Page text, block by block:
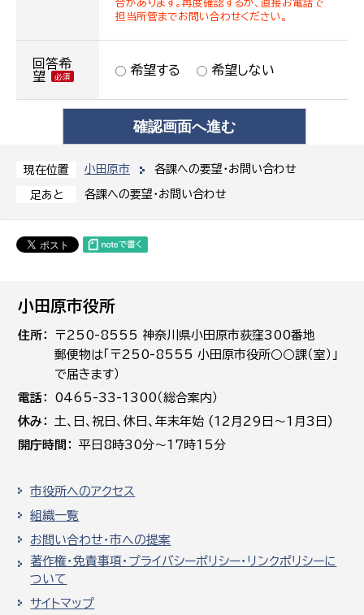
現在位置 小田原市 各課への要望・お問い合わせ
足あと 各課への要望・お問い合わせ
合があります。再度確認するか、直接お電話で
担当所管までお問い合わせください。
回答希
望
希望する 希望しない
小田原市役所
住所
〒250-8555 神奈川県小田原市荻窪300番地
郵便物は「〒250-8555 小田原市役所○○課（室）」
で届きます）
電話
0465-33-1300（総合案内）
休み
土､日､祝日、休日、年末年始 (12月29日～1月3日)
開庁時間
平日8時30分～17時15分
市役所へのアクセス
組織一覧
お問い合わせ・市への提案
著作権・免責事項・プライバシーポリシー・リンクポリシーに
ついて
サイトマップ